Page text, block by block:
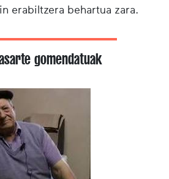
erabiltzera behartua zara.
gomendatuak